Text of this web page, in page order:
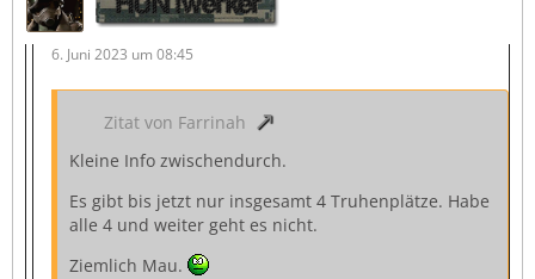
6. Juni 2023 um 08:45
Zitat von Farrinah
Kleine Info zwischendurch.
Es gibt bis jetzt nur insgesamt 4 Truhenplätze. Habe
alle 4 und weiter geht es nicht.
Ziemlich Mau.